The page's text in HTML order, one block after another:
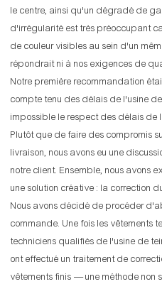
le centre, ainsi qu'un dégradé de
d'irrégularité est très préoccupant
de couleur visibles au sein d'un
répondrait ni à nos exigences de
Notre première recommandation
compte tenu des délais de l'usine
impossible le respect des délais de
Plutôt que de faire des compromis
livraison, nous avons eu une
notre client. Ensemble, nous avons
une solution créative : la correction
Nous avons décidé de procéder
commande. Une fois les vêtements
techniciens qualifiés de l'usine de
ont effectué un traitement de
vêtements finis — une méthode non